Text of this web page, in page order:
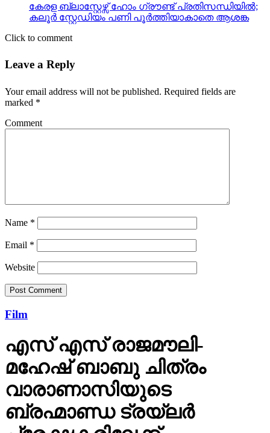
കേരള ബ്ലാസ്റ്റേഴ്സ് ഹോം ഗ്രൗണ്ട് പ്രതിസന്ധിയില്‍;
കലൂര്‍ സ്റ്റേഡിയം പണി പൂര്‍ത്തിയാകാതെ ആശങ്ക
Click to comment
Leave a Reply
Your email address will not be published. Required fields are
marked *
Comment
Name *
Email *
Website
Film
എസ് എസ് രാജമൗലി-
മഹേഷ് ബാബു ചിത്രം
വാരാണാസിയുടെ
ബ്രഹ്മാണ്ഡ ട്രയ്ലർ